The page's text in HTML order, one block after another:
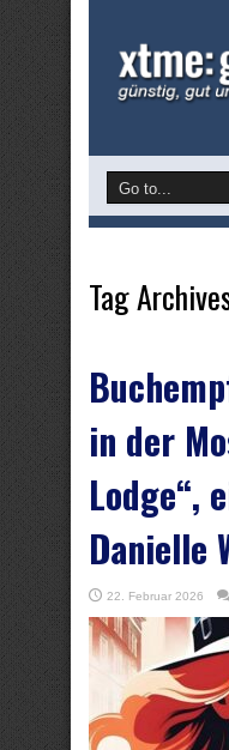
Tag
in der
Lodge“,
Danielle
22. Februar 2026